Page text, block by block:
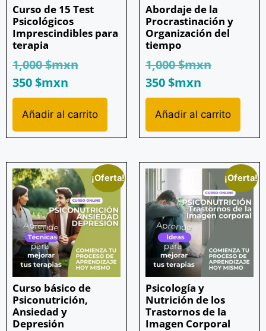
Curso de 15 Test
Psicológicos
Imprescindibles para
terapia
1,000$mxn
350$mxn
Añadir al carrito
Abordaje de la
Procrastinación y
Organización del
tiempo
1,000$mxn
350$mxn
Añadir al carrito
¡Oferta!
Curso básico de
Psiconutrición,
Ansiedad y
Depresión
¡Oferta!
Psicología y
Nutrición de los
Trastornos de la
Imagen Corporal